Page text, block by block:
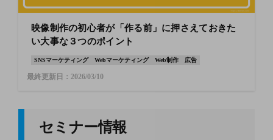
映像制作の初心者が「作る前」に押さえておきた
い大事な３つのポイント
SNSマーケティング Webマーケティング Web制作 広告
最終更新日：2026/03/10
セミナー情報